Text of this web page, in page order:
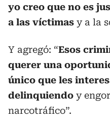
yo creo que no es
a las víctimas y a la
Y agregó: “Esos
querer una
único que les
delinquiendo y
narcotráfico”.